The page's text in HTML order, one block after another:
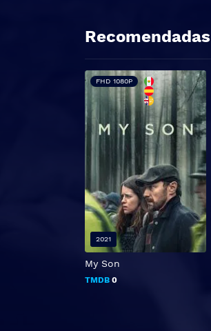
Recomendadas
My Son
TMDB 0
FHD 1080P
2021